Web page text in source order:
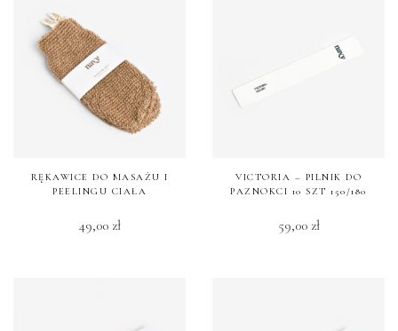
RĘKAWICE DO MASAŻU I
PEELINGU CIAŁA
49,00 zł
VICTORIA – PILNIK DO
PAZNOKCI 10 SZT 150/180
59,00 zł